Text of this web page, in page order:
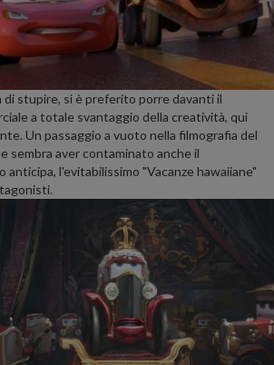
di stupire, si è preferito porre davanti il
a totale svantaggio della creatività, qui
Un passaggio a vuoto nella filmografia del
sembra aver contaminato anche il
anticipa, l'evitabilissimo "Vacanze hawaiiane"